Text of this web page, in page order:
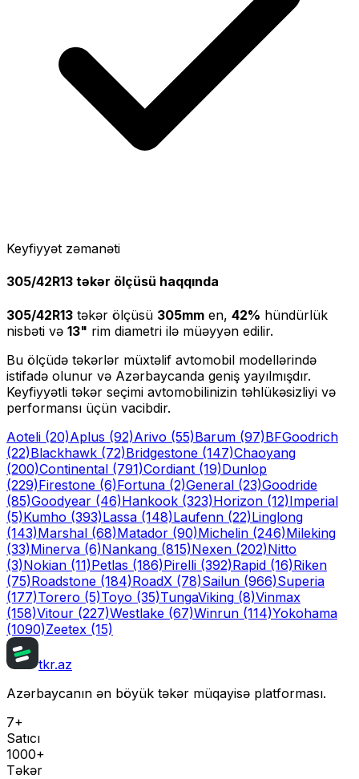
Keyfiyyət zəmanəti
305/42R13 təkər ölçüsü haqqında
305/42R13 təkər ölçüsü 305mm en, 42% hündürlük
nisbəti və 13" rim diametri ilə müəyyən edilir.
Bu ölçüdə təkərlər müxtəlif avtomobil modellərində
istifadə olunur və Azərbaycanda geniş yayılmışdır.
Keyfiyyətli təkər seçimi avtomobilinizin təhlükəsizliyi və
performansı üçün vacibdir.
Aoteli (20)Aplus (92)Arivo (55)Barum (97)BFGoodrich
(22)Blackhawk (72)Bridgestone (147)Chaoyang
(200)Continental (791)Cordiant (19)Dunlop
(229)Firestone (6)Fortuna (2)General (23)Goodride
(85)Goodyear (46)Hankook (323)Horizon (12)Imperial
(5)Kumho (393)Lassa (148)Laufenn (22)Linglong
(143)Marshal (68)Matador (90)Michelin (246)Mileking
(33)Minerva (6)Nankang (815)Nexen (202)Nitto
(3)Nokian (11)Petlas (186)Pirelli (392)Rapid (16)Riken
(75)Roadstone (184)RoadX (78)Sailun (966)Superia
(177)Torero (5)Toyo (35)TungaViking (8)Vinmax
(158)Vitour (227)Westlake (67)Winrun (114)Yokohama
(1090)Zeetex (15)
tkr.az
Azərbaycanın ən böyük təkər müqayisə platforması.
7+
Satıcı
1000+
Təkər